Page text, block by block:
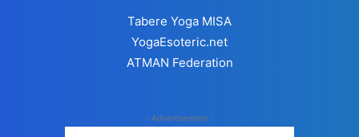
Tabere Yoga MISA
YogaEsoteric.net
ATMAN Federation
- Advertisement -